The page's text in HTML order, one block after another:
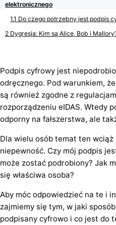
elektronicznego
Do czego potrzebny jest podpis
Dygresja: Kim są Alice, Bob i
Podpis cyfrowy jest
odręcznego. Pod warunkiem,
są również zgodne z
rozporządzeniu eIDAS. Wtedy
odporny na fałszerstwa, ale
Dla wielu osób temat ten
niepewność. Czy mój podpis
może zostać podrobiony? Jak
się właściwa osoba?
Aby móc odpowiedzieć na te i
zajmiemy się tym, w jaki
podpisany cyfrowo i co jest do